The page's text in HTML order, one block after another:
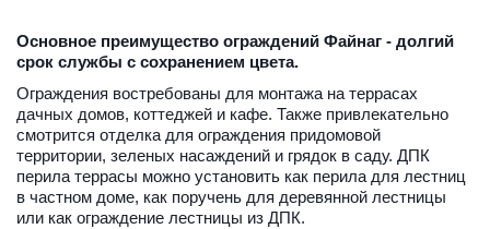
Основное преимущество ограждений Файнаг - долгий
срок службы с сохранением цвета.
Ограждения востребованы для монтажа на террасах
дачных домов, коттеджей и кафе. Также привлекательно
смотрится отделка для ограждения придомовой
территории, зеленых насаждений и грядок в саду. ДПК
перила террасы можно установить как перила для лестниц
в частном доме, как поручень для деревянной лестницы
или как ограждение лестницы из ДПК.